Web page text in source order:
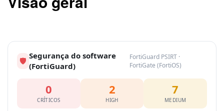
🛡 Segurança do software
(FortiGuard)
FortiGuard PSIRT ·
FortiGate (FortiOS)
0
CRÍTICOS
2
HIGH
7
MEDIUM